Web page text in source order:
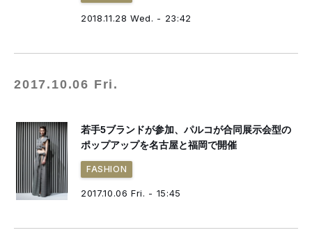
2018.11.28 Wed. - 23:42
2017.10.06 Fri.
若手5ブランドが参加、パルコが合同展示会型の
ポップアップを名古屋と福岡で開催
FASHION
2017.10.06 Fri. - 15:45